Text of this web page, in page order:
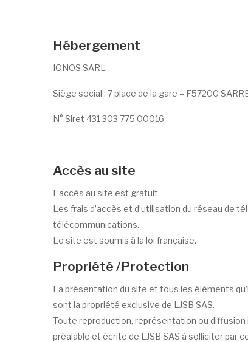
Hébergement
IONOS SARL
Siège social : 7 place de la gare – F57200
N° Siret 431 303 775 00016
Accès au site
L’accès au site est gratuit.
Les frais d’accès et d’utilisation du réseau de
télécommunications.
Le site est soumis à la loi française.
Propriété /Protection
La présentation du site et tous les éléments
sont la propriété exclusive de LJSB SAS.
Toute reproduction, représentation ou
préalable et écrite de LJSB SAS à solliciter